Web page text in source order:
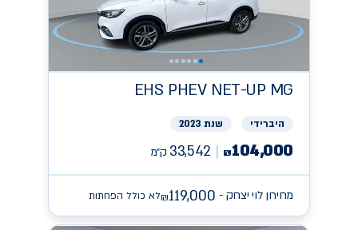
MG
EHS PHEV NET-UP
היברידי שנת 2023
₪104,000
33,542 ק״מ
מחירון לוי יצחק - ₪119,000 לא כולל הפחתות